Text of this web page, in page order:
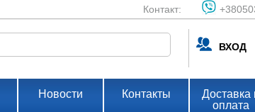
Контакт:
ВХОД
Новости Контакты
Доставка
оплата